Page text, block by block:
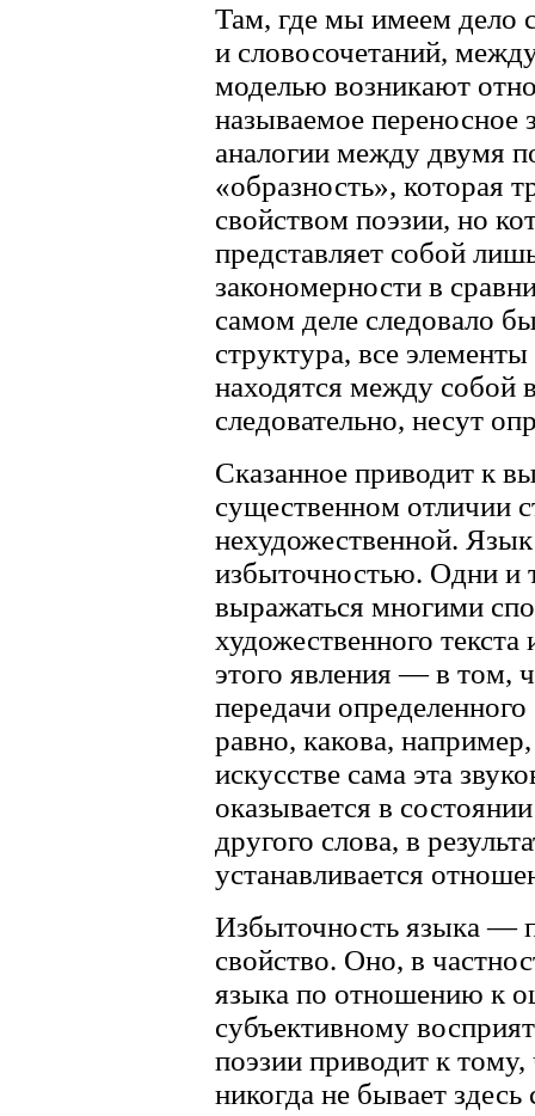
Там, где мы имеем дело
и словосочетаний,
моделью возникают
называемое переносное
аналогии между двумя
«образность», которая
свойством поэзии, но
представляет собой
закономерности в
самом деле следовало
структура, все
находятся между собой
следовательно, несут
Сказанное приводит к
существенном отличии
нехудожественной.
избыточностью. Одни и
выражаться многими
художественного
этого явления — в том,
передачи
равно, какова,
искусстве сама эта
оказывается в
другого слова, в
устанавливается
Избыточность языка —
свойство. Оно, в
языка по отношению к
субъективному
поэзии приводит к тому,
никогда не бывает здесь